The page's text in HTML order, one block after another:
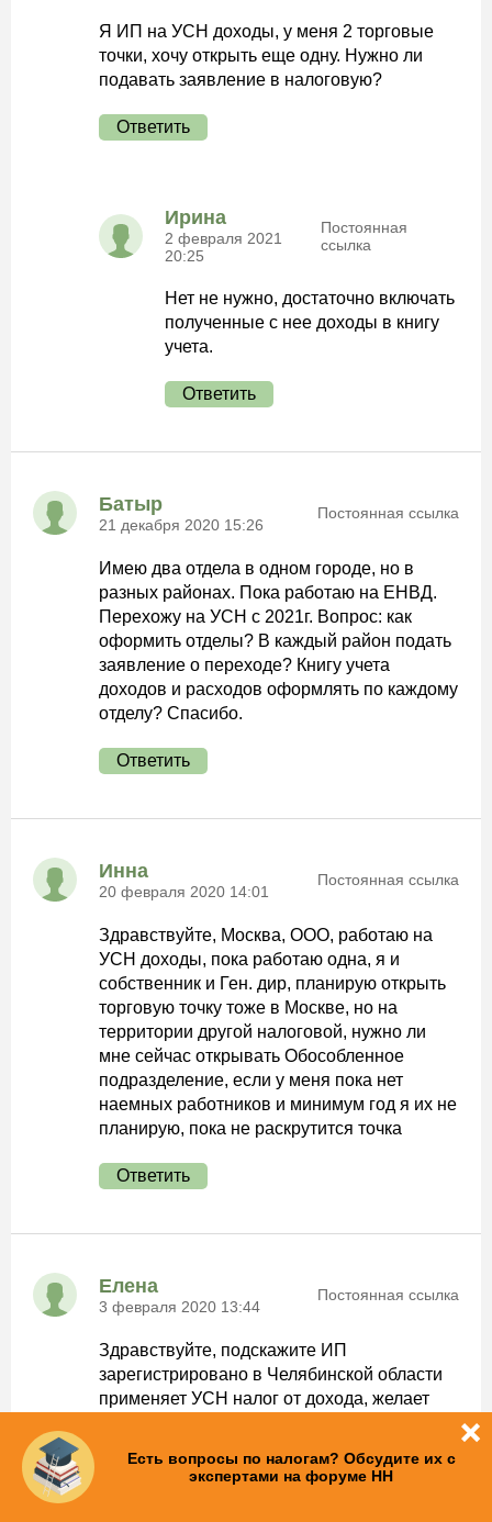
Я ИП на УСН доходы, у меня 2 торговые
точки, хочу открыть еще одну. Нужно ли
подавать заявление в налоговую?
Ответить
Ирина
2 февраля 2021
20:25
Постоянная
ссылка
Нет не нужно, достаточно включать
полученные с нее доходы в книгу
учета.
Ответить
Батыр
21 декабря 2020 15:26
Постоянная ссылка
Имею два отдела в одном городе, но в
разных районах. Пока работаю на ЕНВД.
Перехожу на УСН с 2021г. Вопрос: как
оформить отделы? В каждый район подать
заявление о переходе? Книгу учета
доходов и расходов оформлять по каждому
отделу? Спасибо.
Ответить
Инна
20 февраля 2020 14:01
Постоянная ссылка
Здравствуйте, Москва, ООО, работаю на
УСН доходы, пока работаю одна, я и
собственник и Ген. дир, планирую открыть
торговую точку тоже в Москве, но на
территории другой налоговой, нужно ли
мне сейчас открывать Обособленное
подразделение, если у меня пока нет
наемных работников и минимум год я их не
планирую, пока не раскрутится точка
Ответить
Елена
3 февраля 2020 13:44
Постоянная ссылка
Здравствуйте, подскажите ИП
зарегистрировано в Челябинской области
применяет УСН налог от дохода, желает
УСН но только доходы минус расходы, по
Есть вопросы по налогам? Обсудите их с
экспертами на форуме НН